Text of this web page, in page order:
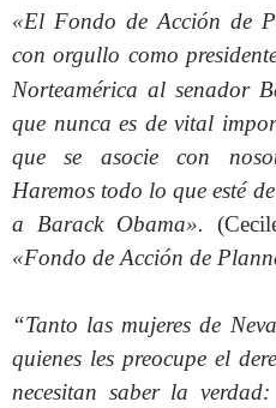
«El Fondo de Acción de
con orgullo como
Norteamérica al senador
que nunca es de vital
que se asocie con
Haremos todo lo que esté
a Barack Obama».
«Fondo de Acción de
“Tanto las mujeres de
quienes les preocupe el
necesitan saber la